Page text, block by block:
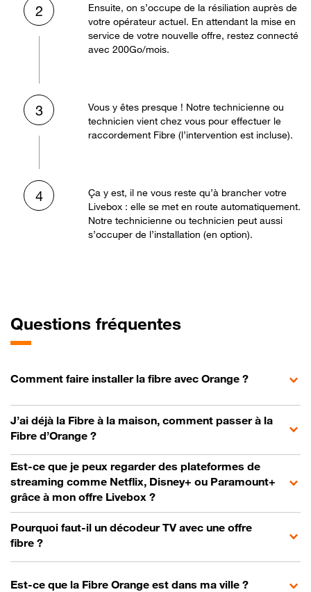
2
Ensuite, on s’occupe de la résiliation auprès de
votre opérateur actuel. En attendant la mise en
service de votre nouvelle offre, restez connecté
avec 200Go/mois.
3
Vous y êtes presque ! Notre technicienne ou
technicien vient chez vous pour effectuer le
raccordement Fibre (l’intervention est incluse).
4
Ça y est, il ne vous reste qu’à brancher votre
Livebox : elle se met en route automatiquement.
Notre technicienne ou technicien peut aussi
s’occuper de l’installation (en option).
Questions fréquentes
Comment faire installer la fibre avec Orange ?
J’ai déjà la Fibre à la maison, comment passer à la
Fibre d’Orange ?
Est-ce que je peux regarder des plateformes de
streaming comme Netflix, Disney+ ou Paramount+
grâce à mon offre Livebox ?
Pourquoi faut-il un décodeur TV avec une offre
fibre ?
Est-ce que la Fibre Orange est dans ma ville ?